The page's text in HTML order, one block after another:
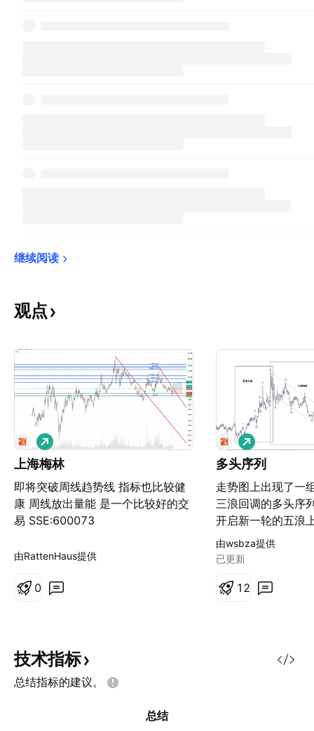
继续阅读
观点
上海梅林
即将突破周线趋势线 指标也比较健
康 周线放出量能 是一个比较好的交
易 SSE:600073
做
多
由RattenHaus提供
0
多头序列
走势图上出现了一
三浪回调的多头序
开启新一轮的五浪
做
多
由wsbza提供
已更新
1 2
技术指标
总结指标的建议。
总结